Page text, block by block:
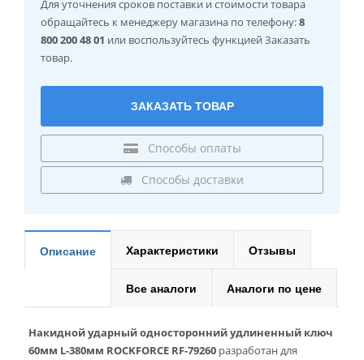
Для уточнения сроков поставки и стоимости товара
обращайтесь к менеджеру магазина по телефону:8
800 200 48 01 или воспользуйтесь функцией Заказать
товар.
ЗАКАЗАТЬ ТОВАР
Способы оплаты
Способы доставки
Описание Характеристики Отзывы
Все аналоги Аналоги по цене
Накидной ударный односторонний удлиненный ключ
60мм L-380мм ROCKFORCE RF-79260 разработан для